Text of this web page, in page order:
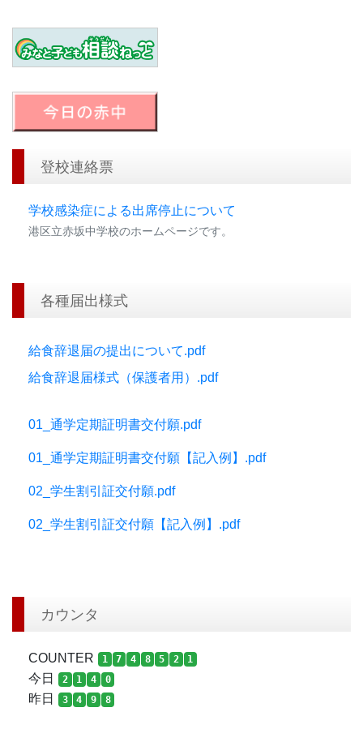
登校連絡票
学校感染症による出席停止について
港区立赤坂中学校のホームページです。
各種届出様式
給食辞退届の提出について.pdf
給食辞退届様式（保護者用）.pdf
01_通学定期証明書交付願.pdf
01_通学定期証明書交付願【記入例】.pdf
02_学生割引証交付願.pdf
02_学生割引証交付願【記入例】.pdf
カウンタ
COUNTER 1 7 4 8 5 2 1
今日 2 1 4 0
昨日 3 4 9 8